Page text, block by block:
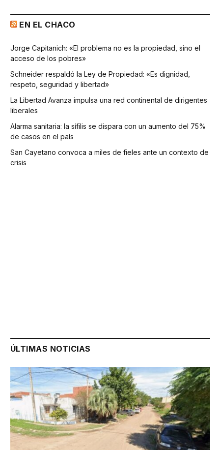
EN EL CHACO
Jorge Capitanich: «El problema no es la propiedad, sino el
acceso de los pobres»
Schneider respaldó la Ley de Propiedad: «Es dignidad,
respeto, seguridad y libertad»
La Libertad Avanza impulsa una red continental de dirigentes
liberales
Alarma sanitaria: la sífilis se dispara con un aumento del 75%
de casos en el país
San Cayetano convoca a miles de fieles ante un contexto de
crisis
ÚLTIMAS NOTICIAS